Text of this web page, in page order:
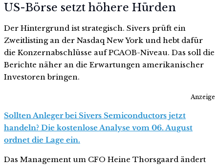
US-Börse setzt höhere Hürden
Der Hintergrund ist strategisch. Sivers prüft ein
Zweitlisting an der Nasdaq New York und hebt dafür
die Konzernabschlüsse auf PCAOB-Niveau. Das soll die
Berichte näher an die Erwartungen amerikanischer
Investoren bringen.
Anzeige
Sollten Anleger bei Sivers Semiconductors jetzt
handeln? Die kostenlose Analyse vom 06. August
ordnet die Lage ein.
Das Management um CFO Heine Thorsgaard ändert